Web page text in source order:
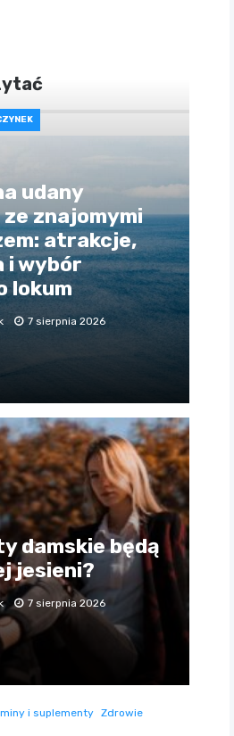
udany
znajomymi
atrakcje,
i wybór
lokum
7 sierpnia 2026
damskie będą
jesieni?
7 sierpnia 2026
i suplementy Zdrowie